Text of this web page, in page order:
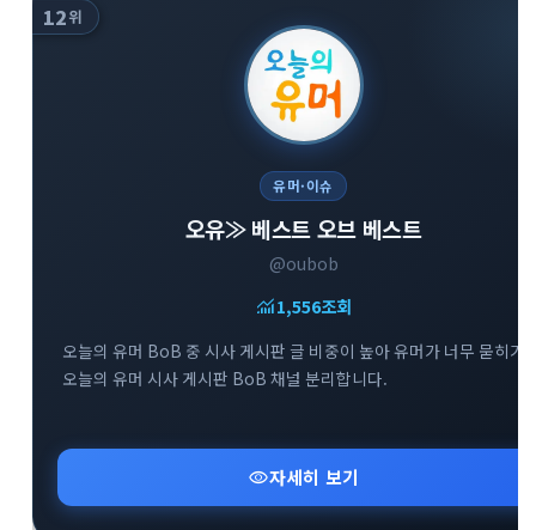
12위
유머·이슈
오유≫ 베스트 오브 베스트
@oubob
monitoring1,556조회
오늘의 유머 BoB 중 시사 게시판 글 비중이 높아 유머가 너무 묻히기
오늘의 유머 시사 게시판 BoB 채널 분리합니다.
visibility자세히 보기